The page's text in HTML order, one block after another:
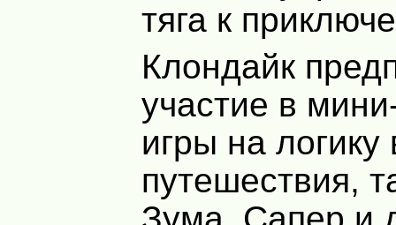
тяга к
Клондайк
участие в
игры на логику
путешествия,